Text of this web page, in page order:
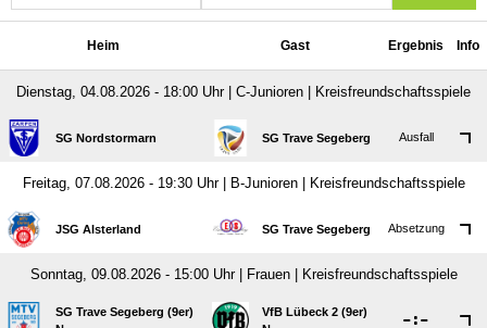
Heim Gast Ergebnis Info
Dienstag, 04.08.2026 - 18:00 Uhr | C-Junioren | Kreisfreundschaftsspiele
SG Nordstormarn SG Trave Segeberg Ausfall
Freitag, 07.08.2026 - 19:30 Uhr | B-Junioren | Kreisfreundschaftsspiele
JSG Alsterland SG Trave Segeberg Absetzung
Sonntag, 09.08.2026 - 15:00 Uhr | Frauen | Kreisfreundschaftsspiele
SG Trave Segeberg (9er)
VfB Lübeck 2 (9er)
: